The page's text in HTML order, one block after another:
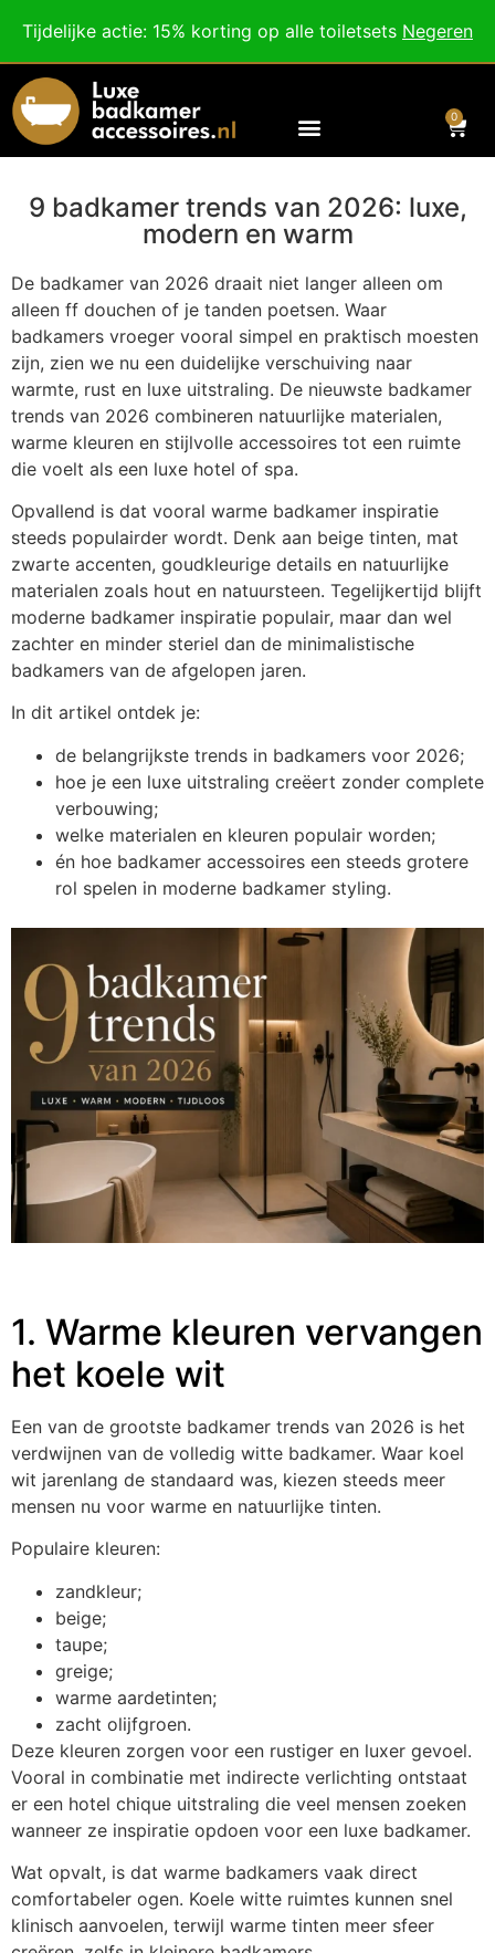
Tijdelijke actie: 15% korting op alle toiletsets Negeren
Voor 18:00 besteld, morgen in huis!
0
9 badkamer trends van 2026: luxe,
modern en warm
De badkamer van 2026 draait niet langer alleen om
alleen ff douchen of je tanden poetsen. Waar
badkamers vroeger vooral simpel en praktisch moesten
zijn, zien we nu een duidelijke verschuiving naar
warmte, rust en luxe uitstraling. De nieuwste badkamer
trends van 2026 combineren natuurlijke materialen,
warme kleuren en stijlvolle accessoires tot een ruimte
die voelt als een luxe hotel of spa.
Opvallend is dat vooral warme badkamer inspiratie
steeds populairder wordt. Denk aan beige tinten, mat
zwarte accenten, goudkleurige details en natuurlijke
materialen zoals hout en natuursteen. Tegelijkertijd blijft
moderne badkamer inspiratie populair, maar dan wel
zachter en minder steriel dan de minimalistische
badkamers van de afgelopen jaren.
In dit artikel ontdek je:
de belangrijkste trends in badkamers voor 2026;
hoe je een luxe uitstraling creëert zonder complete
verbouwing;
welke materialen en kleuren populair worden;
én hoe badkamer accessoires een steeds grotere
rol spelen in moderne badkamer styling.
1. Warme kleuren vervangen
het koele wit
Een van de grootste badkamer trends van 2026 is het
verdwijnen van de volledig witte badkamer. Waar koel
wit jarenlang de standaard was, kiezen steeds meer
mensen nu voor warme en natuurlijke tinten.
Populaire kleuren:
zandkleur;
beige;
taupe;
greige;
warme aardetinten;
zacht olijfgroen.
Deze kleuren zorgen voor een rustiger en luxer gevoel.
Vooral in combinatie met indirecte verlichting ontstaat
er een hotel chique uitstraling die veel mensen zoeken
wanneer ze inspiratie opdoen voor een luxe badkamer.
Wat opvalt, is dat warme badkamers vaak direct
comfortabeler ogen. Koele witte ruimtes kunnen snel
klinisch aanvoelen, terwijl warme tinten meer sfeer